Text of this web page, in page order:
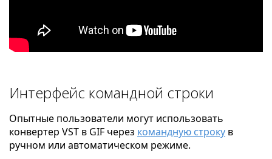
Интерфейс командной строки
Опытные пользователи могут использовать
конвертер VST в GIF через командную строку в
ручном или автоматическом режиме.